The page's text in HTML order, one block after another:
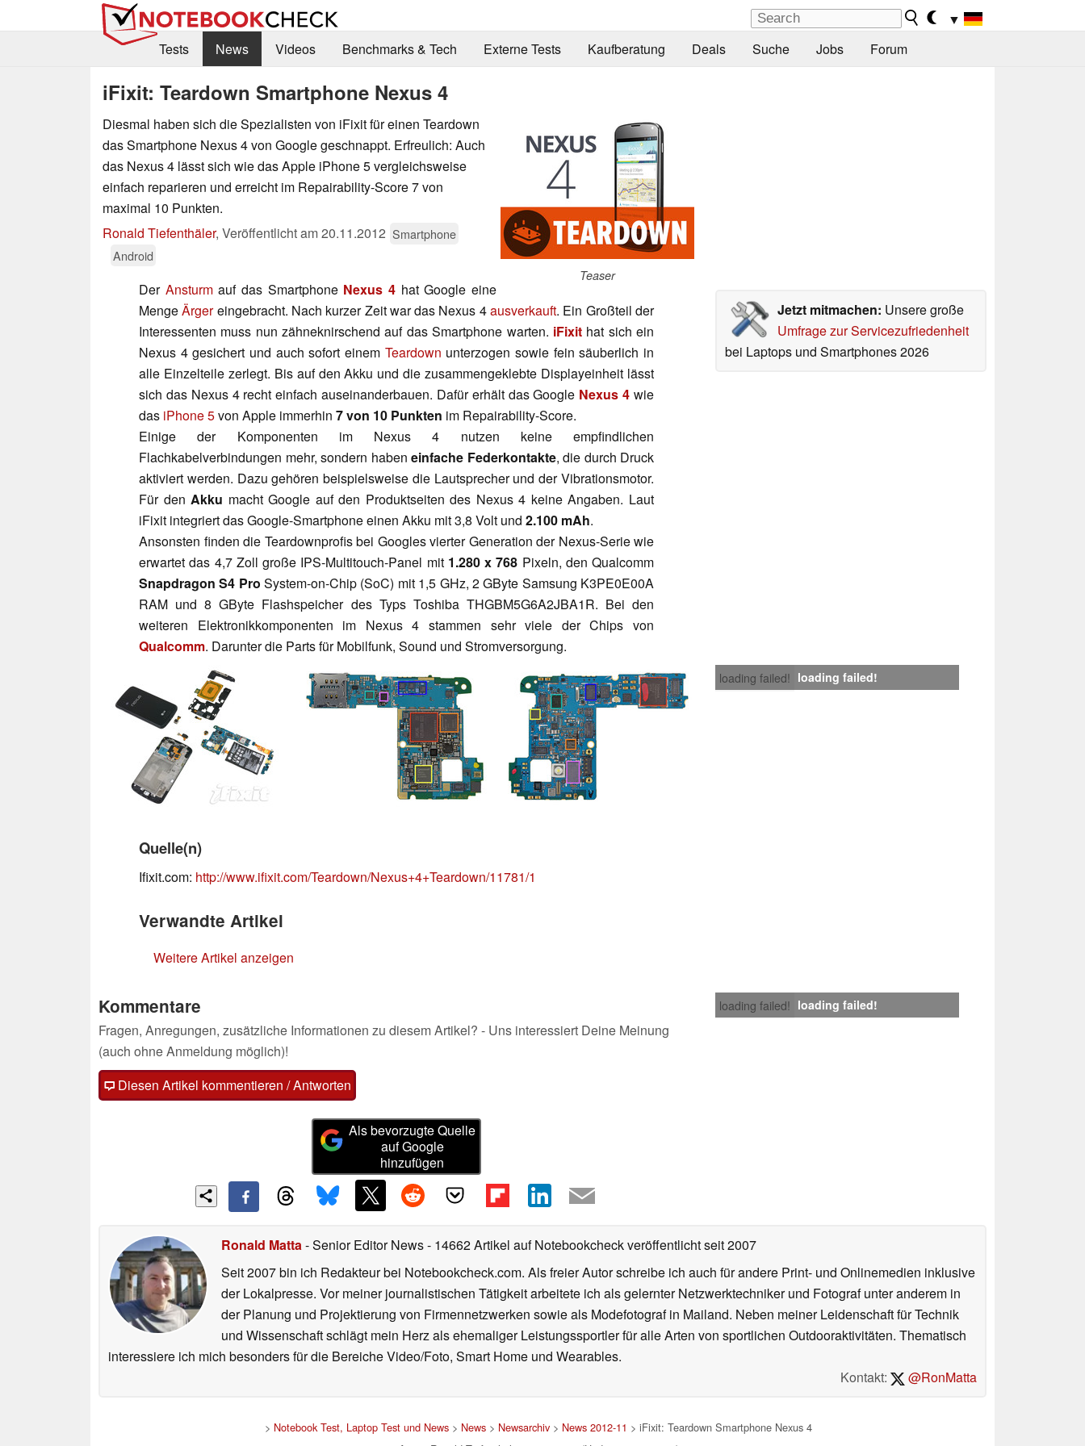
▼
Tests
News Videos Benchmarks & Tech Externe Tests Kaufberatung Deals Suche Jobs Forum
iFixit: Teardown Smartphone Nexus 4
Teaser
Diesmal haben sich die Spezialisten von iFixit für einen Teardown
das Smartphone Nexus 4 von Google geschnappt. Erfreulich: Auch
das Nexus 4 lässt sich wie das Apple iPhone 5 vergleichsweise
einfach reparieren und erreicht im Repairability-Score 7 von
maximal 10 Punkten.
Ronald Tiefenthäler, Veröffentlicht am20.11.2012 Smartphone
Android
Jetzt mitmachen: Unsere große
Umfrage zur Servicezufriedenheit
bei Laptops und Smartphones 2026
Der Ansturmauf das Smartphone Nexus 4 hat Google eine
MengeÄrgereingebracht. Nach kurzer Zeit war das Nexus 4ausverkauft. Ein Großteil der
Interessenten muss nun zähneknirschend auf das Smartphone warten. iFixit hat sich ein
Nexus 4 gesichert und auch sofort einem Teardown unterzogen sowie fein säuberlich in
alle Einzelteile zerlegt. Bis auf den Akku und die zusammengeklebte Displayeinheit lässt
sich das Nexus 4 recht einfach auseinanderbauen. Dafür erhält das Google Nexus 4 wie
das iPhone 5von Apple immerhin 7 von 10 Punkten im Repairability-Score.
Einige der Komponenten im Nexus 4 nutzen keine empfindlichen
Flachkabelverbindungen mehr, sondern haben einfache Federkontakte, die durch Druck
aktiviert werden. Dazu gehören beispielsweise die Lautsprecher und der Vibrationsmotor.
Für denAkku macht Google auf den Produktseiten des Nexus 4 keine Angaben. Laut
iFixit integriert das Google-Smartphone einen Akku mit 3,8 Volt und 2.100 mAh.
Ansonsten finden die Teardownprofis bei Googles vierter Generation der Nexus-Serie wie
erwartet das 4,7 Zoll große IPS-Multitouch-Panel mit 1.280 x 768 Pixeln, den Qualcomm
Snapdragon S4 Pro System-on-Chip (SoC) mit 1,5 GHz, 2 GByte Samsung K3PE0E00A
RAM und 8 GByte Flashspeicher des Typs Toshiba THGBM5G6A2JBA1R. Bei den
weiteren Elektronikkomponenten im Nexus 4 stammen sehr viele der Chips von
Qualcomm. Darunter die Parts für Mobilfunk, Sound und Stromversorgung.
loading failed! loading failed!
Quelle(n)
Ifixit.com: http://www.ifixit.com/Teardown/Nexus+4+Teardown/11781/1
Verwandte Artikel
Weitere Artikel anzeigen
loading failed! loading failed!
Kommentare
Fragen, Anregungen, zusätzliche Informationen zu diesem Artikel? - Uns interessiert Deine Meinung
(auch ohne Anmeldung möglich)!
Diesen Artikel kommentieren / Antworten
Als bevorzugte Quelle
auf Google
hinzufügen
Ronald Matta- Senior Editor News- 14662 Artikel auf Notebookcheck veröffentlichtseit 2007
Seit 2007 bin ich Redakteur bei Notebookcheck.com. Als freier Autor schreibe ich auch für andere Print- und Onlinemedien inklusive
der Lokalpresse. Vor meiner journalistischen Tätigkeit arbeitete ich als gelernter Netzwerktechniker und Fotograf unter anderem in
der Planung und Projektierung von Firmennetzwerken sowie als Modefotograf in Mailand. Neben meiner Leidenschaft für Technik
und Wissenschaft schlägt mein Herz als ehemaliger Leistungssportler für alle Arten von sportlichen Outdooraktivitäten. Thematisch
interessiere ich mich besonders für die Bereiche Video/Foto, Smart Home und Wearables.
Kontakt:
@RonMatta
> Notebook Test, Laptop Test und News > News > Newsarchiv > News 2012-11 > iFixit: Teardown Smartphone Nexus 4